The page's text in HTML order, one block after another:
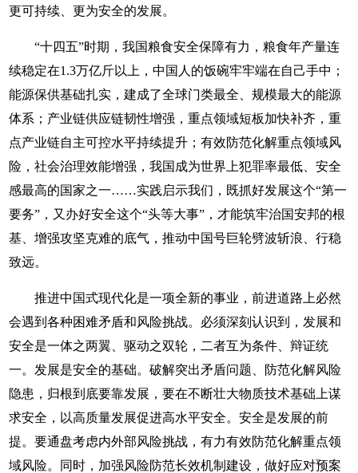
更可持续、更为安全的发展。
“十四五”时期，我国粮食安全保障有力，粮食年产量连
续稳定在1.3万亿斤以上，中国人的饭碗牢牢端在自己手中；
能源保供基础扎实，建成了全球门类最全、规模最大的能源
体系；产业链供应链韧性增强，重点领域短板加快补齐，重
点产业链自主可控水平持续提升；有效防范化解重点领域风
险，社会治理效能增强，我国成为世界上犯罪率最低、安全
感最高的国家之一……实践启示我们，既抓好发展这个“第一
要务”，又办好安全这个“头等大事”，才能筑牢治国安邦的根
基、增强攻坚克难的底气，推动中国号巨轮劈波斩浪、行稳
致远。
推进中国式现代化是一项全新的事业，前进道路上必然
会遇到各种困难矛盾和风险挑战。必须深刻认识到，发展和
安全是一体之两翼、驱动之双轮，二者互为条件、辩证统
一。发展是安全的基础。破解突出矛盾问题、防范化解风险
隐患，归根到底要靠发展，要在不断壮大物质技术基础上谋
求安全，以高质量发展促进高水平安全。安全是发展的前
提。要通盘考虑内外部风险挑战，有力有效防范化解重点领
域风险。同时，加强风险防范长效机制建设，做好应对预案